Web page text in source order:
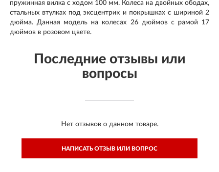
пружинная вилка с ходом 100 мм. Колеса на двойных ободах,
стальных втулках под эксцентрик и покрышках с шириной 2
дюйма. Данная модель на колесах 26 дюймов с рамой 17
дюймов в розовом цвете.
Последние отзывы или
вопросы
Нет отзывов о данном товаре.
НАПИСАТЬ ОТЗЫВ ИЛИ ВОПРОС